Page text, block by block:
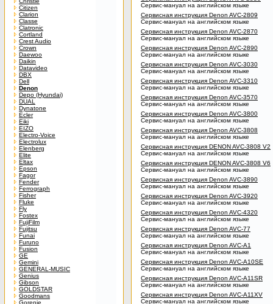
Citizen
Clarion
Classe
Clatronic
Cortland
Crest Audio
Crown
Daewoo
Daikin
Datavideo
DBX
Dell
Denon
Depo (Hyundai)
DUAL
Dynatone
Ecler
Eiki
EIZO
Electro-Voice
Electrolux
Elenberg
Elite
Eltax
Epson
Fagor
Fender
Ferrograph
Fisher
Fluke
Fly
Fostex
FujiFilm
Fujitsu
Funai
Furuno
Fusion
GE
Gemini
GENERAL-MUSIC
Genius
Gibson
GOLDSTAR
Goodmans
Gorenje
Сервис-мануал на английском языке
Сервисная инструкция Denon AVC-2809
Сервис-мануал на английском языке
Сервисная инструкция Denon AVC-2870
Сервис-мануал на английском языке
Сервисная инструкция Denon AVC-2890
Сервис-мануал на английском языке
Сервисная инструкция Denon AVC-3030
Сервис-мануал на английском языке
Сервисная инструкция Denon AVC-3310
Сервис-мануал на английском языке
Сервисная инструкция Denon AVC-3570
Сервис-мануал на английском языке
Сервисная инструкция Denon AVC-3800
Сервис-мануал на английском языке
Сервисная инструкция Denon AVC-3808
Сервис-мануал на английском языке
Сервисная инструкция DENON AVC-3808 V2
Сервис-мануал на английском языке
Сервисная инструкция DENON AVC-3808 V6
Сервис-мануал на английском языке
Сервисная инструкция Denon AVC-3890
Сервис-мануал на английском языке
Сервисная инструкция Denon AVC-3920
Сервис-мануал на английском языке
Сервисная инструкция Denon AVC-4320
Сервис-мануал на английском языке
Сервисная инструкция Denon AVC-77
Сервис-мануал на английском языке
Сервисная инструкция Denon AVC-A1
Сервис-мануал на английском языке
Сервисная инструкция Denon AVC-A10SE
Сервис-мануал на английском языке
Сервисная инструкция Denon AVC-A11SR
Сервис-мануал на английском языке
Сервисная инструкция Denon AVC-A11XV
Сервис-мануал на английском языке